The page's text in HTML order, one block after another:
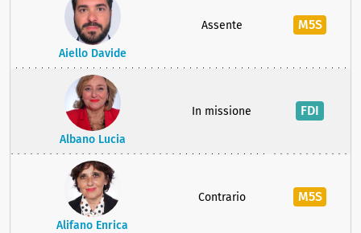
Aiello Davide
Assente M5S
Albano Lucia
In missione FDI
Alifano Enrica
Contrario M5S